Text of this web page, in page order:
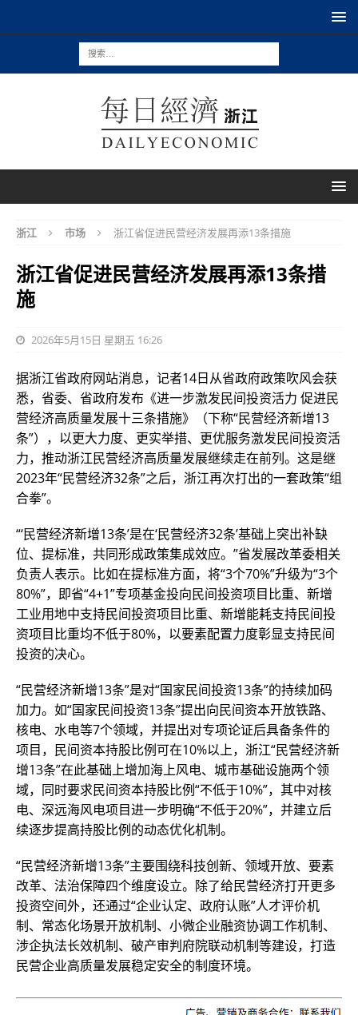
浙江 市场 浙江省促进民营经济发展再添13条措施
浙江省促进民营经济发展再添13条措
施
2026年5月15日 星期五 16:26
据浙江省政府网站消息，记者14日从省政府政策吹风会获
悉，省委、省政府发布《进一步激发民间投资活力 促进民
营经济高质量发展十三条措施》（下称“民营经济新增13
条”），以更大力度、更实举措、更优服务激发民间投资活
力，推动浙江民营经济高质量发展继续走在前列。这是继
2023年“民营经济32条”之后，浙江再次打出的一套政策“组
合拳”。
“‘民营经济新增13条’是在‘民营经济32条’基础上突出补缺
位、提标准，共同形成政策集成效应。”省发展改革委相关
负责人表示。比如在提标准方面，将“3个70%”升级为“3个
80%”，即省“4+1”专项基金投向民间投资项目比重、新增
工业用地中支持民间投资项目比重、新增能耗支持民间投
资项目比重均不低于80%，以要素配置力度彰显支持民间
投资的决心。
“民营经济新增13条”是对“国家民间投资13条”的持续加码
加力。如“国家民间投资13条”提出向民间资本开放铁路、
核电、水电等7个领域，并提出对专项论证后具备条件的
项目，民间资本持股比例可在10%以上，浙江“民营经济新
增13条”在此基础上增加海上风电、城市基础设施两个领
域，同时要求民间资本持股比例“不低于10%”，其中对核
电、深远海风电项目进一步明确“不低于20%”，并建立后
续逐步提高持股比例的动态优化机制。
“民营经济新增13条”主要围绕科技创新、领域开放、要素
改革、法治保障四个维度设立。除了给民营经济打开更多
投资空间外，还通过“企业认定、政府认账”人才评价机
制、常态化场景开放机制、小微企业融资协调工作机制、
涉企执法长效机制、破产审判府院联动机制等建设，打造
民营企业高质量发展稳定安全的制度环境。